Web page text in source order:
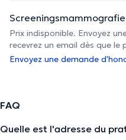
Prix indisponible. Envoyez
recevrez un email dès que le
Envoyez une demande
FAQ
Quelle est l'adresse du